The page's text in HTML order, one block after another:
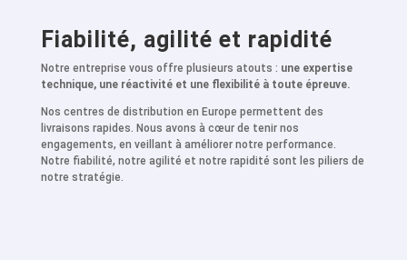
Fiabilité, agilité et rapidité
Notre entreprise vous offre plusieurs atouts : une expertise
technique, une réactivité et une flexibilité à toute épreuve.
Nos centres de distribution en Europe permettent des
livraisons rapides. Nous avons à cœur de tenir nos
engagements, en veillant à améliorer notre performance.
Notre fiabilité, notre agilité et notre rapidité sont les piliers de
notre stratégie.